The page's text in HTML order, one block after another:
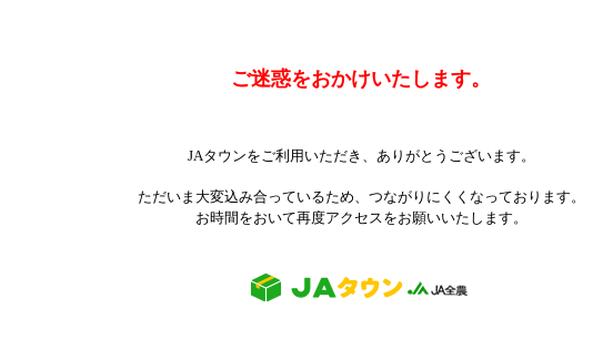
ご迷惑をおかけいたします。
JAタウンをご利用いただき、ありがとうございます。
ただいま大変込み合っているため、つながりにくくなっております。
お時間をおいて再度アクセスをお願いいたします。